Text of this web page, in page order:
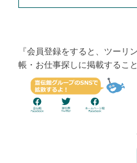
『会員登録をすると、ツーリ
帳・お仕事探しに掲載するこ